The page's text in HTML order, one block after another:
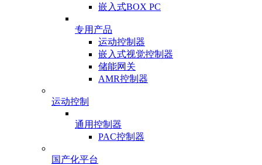
嵌入式BOX PC
专用产品
运动控制器
嵌入式视觉控制器
储能网关
AMR控制器
运动控制
通用控制器
PAC控制器
国产化平台